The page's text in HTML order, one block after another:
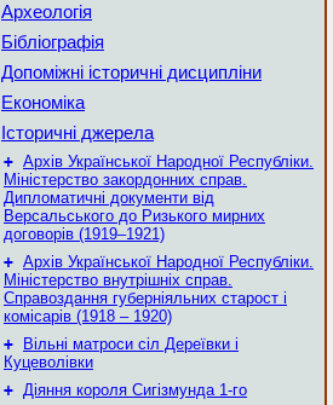
Археологія
Бібліографія
Допоміжні історичні дисципліни
Економіка
Історичні джерела
+ Архів Української Народної Республіки.
Міністерство закордонних справ.
Дипломатичні документи від
Версальського до Ризького мирних
договорів (1919–1921)
+ Архів Української Народної Республіки.
Міністерство внутрішніх справ.
Справоздання губерніяльних старост і
комісарів (1918 – 1920)
+
Вільні матроси сіл Дереївки і
Куцеволівки
+ Діяння короля Сигізмунда 1-го